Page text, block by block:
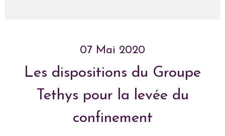
07 Mai 2020
Les dispositions du Groupe
Tethys pour la levée du
confinement